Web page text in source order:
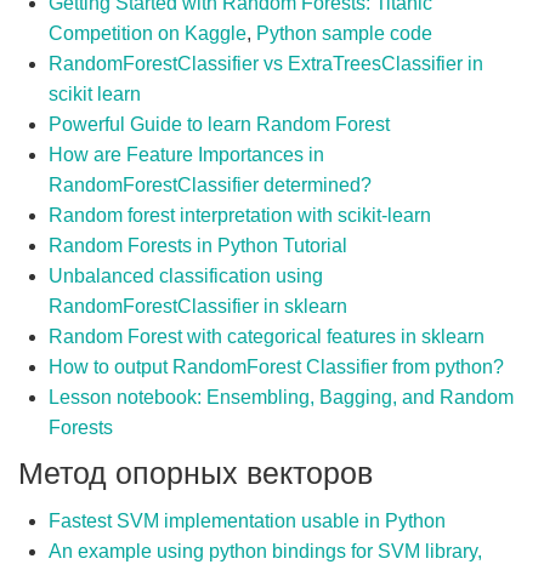
Competition on Kaggle, Python sample code
RandomForestClassifier vs ExtraTreesClassifier in
scikit learn
Powerful Guide to learn Random Forest
How are Feature Importances in
RandomForestClassifier determined?
Random forest interpretation with scikit-learn
Random Forests in Python Tutorial
Unbalanced classification using
RandomForestClassifier in sklearn
Random Forest with categorical features in sklearn
How to output RandomForest Classifier from python?
Lesson notebook: Ensembling, Bagging, and Random
Forests
Метод опорных векторов
Fastest SVM implementation usable in Python
An example using python bindings for SVM library,